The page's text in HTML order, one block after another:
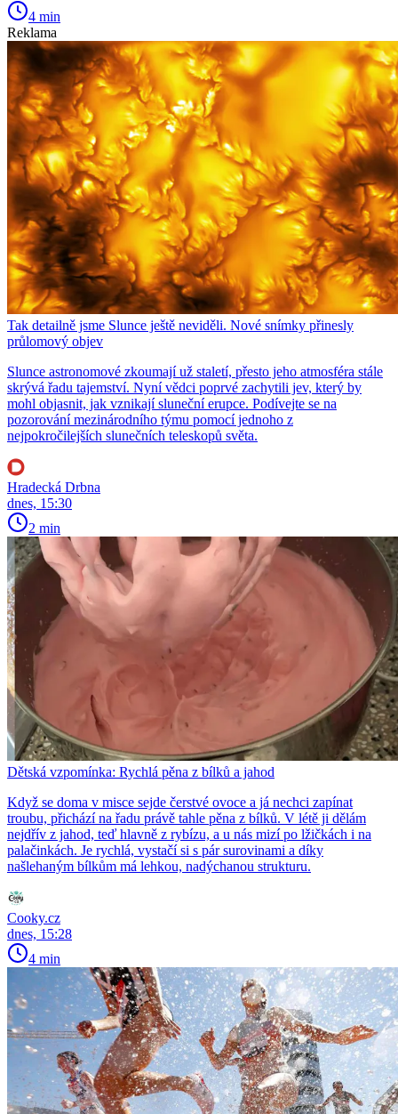
4 min
Reklama
Tak detailně jsme Slunce ještě neviděli. Nové snímky přinesly
průlomový objev
Slunce astronomové zkoumají už staletí, přesto jeho atmosféra stále
skrývá řadu tajemství. Nyní vědci poprvé zachytili jev, který by
mohl objasnit, jak vznikají sluneční erupce. Podívejte se na
pozorování mezinárodního týmu pomocí jednoho z
nejpokročilejších slunečních teleskopů světa.
Hradecká Drbna
dnes, 15:30
2 min
Dětská vzpomínka: Rychlá pěna z bílků a jahod
Když se doma v misce sejde čerstvé ovoce a já nechci zapínat
troubu, přichází na řadu právě tahle pěna z bílků. V létě ji dělám
nejdřív z jahod, teď hlavně z rybízu, a u nás mizí po lžičkách i na
palačinkách. Je rychlá, vystačí si s pár surovinami a díky
našlehaným bílkům má lehkou, nadýchanou strukturu.
Cooky.cz
dnes, 15:28
4 min